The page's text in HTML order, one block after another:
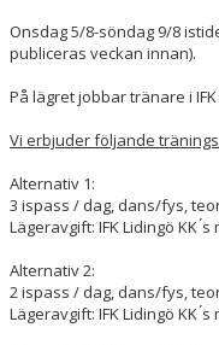
Onsdag 5/8-söndag 9/8
publiceras veckan innan).
På lägret jobbar tränare i
Vi erbjuder följande
Alternativ 1:
3 ispass / dag, dans/fys,
Lägeravgift: IFK Lidingö KK
Alternativ 2:
2 ispass / dag, dans/fys,
Lägeravgift: IFK Lidingö KK